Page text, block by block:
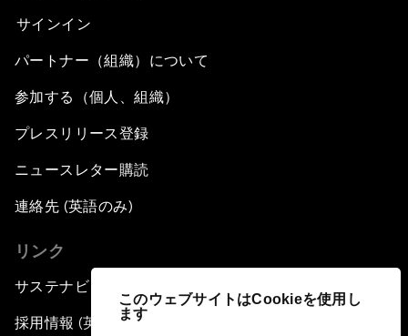
このウェブサイトはCookieを使用し
ます
サインイン
パートナー（組織）について
参加する（個人、組織）
プレスリリース登録
ニュースレター購読
連絡先 (英語のみ)
リンク
サステナビリティへの取り組み
採用情報 (英語のみ)